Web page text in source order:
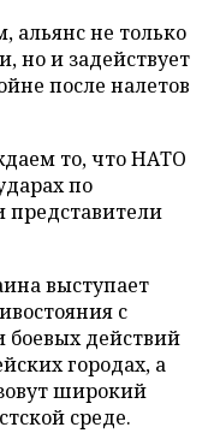
альянс не только
но и задействует
после налетов
то, что НАТО
по
представители
выступает
с
действий
городах, а
широкий
среде.